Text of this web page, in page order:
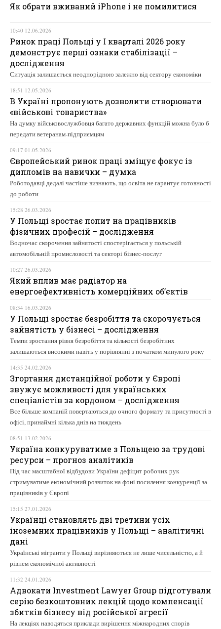
Як обрати вживаний iPhone і не помилитися
10:40 12.06.2026
Ринок праці Польщі у І кварталі 2026 року
демонструє перші ознаки стабілізації –
дослідження
Ситуація залишається неоднорідною залежно від сектору економіки
18:51 12.05.2026
В Україні пропонують дозволити створювати
«військові товариства»
На думку військовослужбовця багато державних функцій можна було б
передати ветеранам-підприємцям
09:17 01.05.2026
Європейський ринок праці зміщує фокус із
дипломів на навички – думка
Роботодавці дедалі частіше визнають, що освіта не гарантує готовності
до роботи
15:28 26.03.2026
У Польщі зростає попит на працівників
фізичних професій – дослідження
Водночас скорочення зайнятості спостерігається у польській
автомобільній промисловості та секторі бізнес-послуг
10:27 26.03.2026
Який вплив має радіатор на
енергоефективність комерційних об’єктів
08:34 16.03.2026
У Польщі зростає безробіття та скорочується
зайнятість у бізнесі – дослідження
Темпи зростання рівня безробіття та кількості безробітних
залишаються високими навіть у порівнянні з початком минулого року
14:35 24.02.2026
Згортання дистанційної роботи у Європі
звужує можливості для українських
спеціалістів за кордоном – дослідження
Все більше компаній повертаються до очного формату та присутності в
офісі, принаймні кілька днів на тиждень
08:51 13.02.2026
Україна конкуруватиме з Польщею за трудові
ресурси – прогноз аналітиків
Під час масштабної відбудови України дефіцит робочих рук
стримуватиме економічний розвиток на фоні посилення конкуренції за
працівників у Європі
15:15 27.01.2026
Українці становлять дві третини усіх
іноземних працівників у Польщі – аналітичні
дані
Українські мігранти у Польщі вирізняються не лише чисельністю, а й
рівнем економічної активності
11:32 24.01.2026
Адвокати Investment Lawyer Group підготували
серію безкоштовних лекцій щодо компенсації
збитків бізнесу від російської агресії
На лекціях наводяться приклади вирішення міжнародних спорів